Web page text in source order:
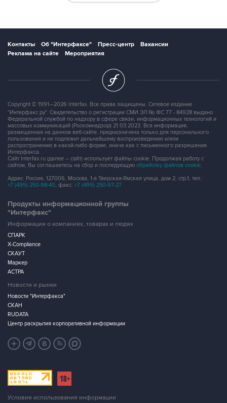
Контакты Об "Интерфаксе" Пресс-центр
Вакансии
Реклама на сайте
Мероприятия
Copyright © 1991—2026 Interfax. Все права защищены. Сетевое издание
"Интерфакс.ру". Свидетельство о регистрации СМИ ЭЛ № ФС 77 - 84928 выдано
Федеральной службой по надзору в сфере связи, информационных технологий и
массовых коммуникаций (Роскомнадзор) 21.03.2023. Вся информация,
размещенная на данном веб-сайте, предназначена только для персонального
пользования и не подлежит дальнейшему воспроизведению и/или
распространению в какой-либо форме, иначе как с письменного разрешения
Интерфакса.
Сайт Interfax.ru (далее – сайт) использует файлы cookie. Продолжая работу с
сайтом, Вы соглашаетесь на сбор и последующую обработку файлов cookie.
Адрес: Россия, 127006, Москва, 1-я Тверская-Ямская улица, дом 2, стр.1, тел.:
+7 (499) 250-98-40, факс: +7 (499) 250-97-27
Продукты информационной группы
"Интерфакс"
Информация о компаниях, товарах и людях
СПАРК
X-Compliance
СКАУТ
Маркер
АСТРА
Новости и рынки
Новости "Интерфакса"
СКАН
RUDATA
Центр раскрытия корпоративной информации
Условия использования информации